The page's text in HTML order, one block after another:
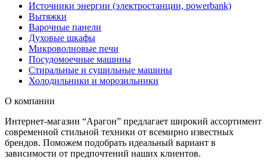
Источники энергии (электростанции, powerbank)
Вытяжки
Варочные панели
Духовые шкафы
Микроволновые печи
Посудомоечные машины
Стиральные и сушильные машины
Холодильники и морозильники
О компании
Интернет-магазин “Арагон” предлагает широкий ассортимент
современной стильной техники от всемирно известных
брендов. Поможем подобрать идеальный вариант в
зависимости от предпочтений наших клиентов.